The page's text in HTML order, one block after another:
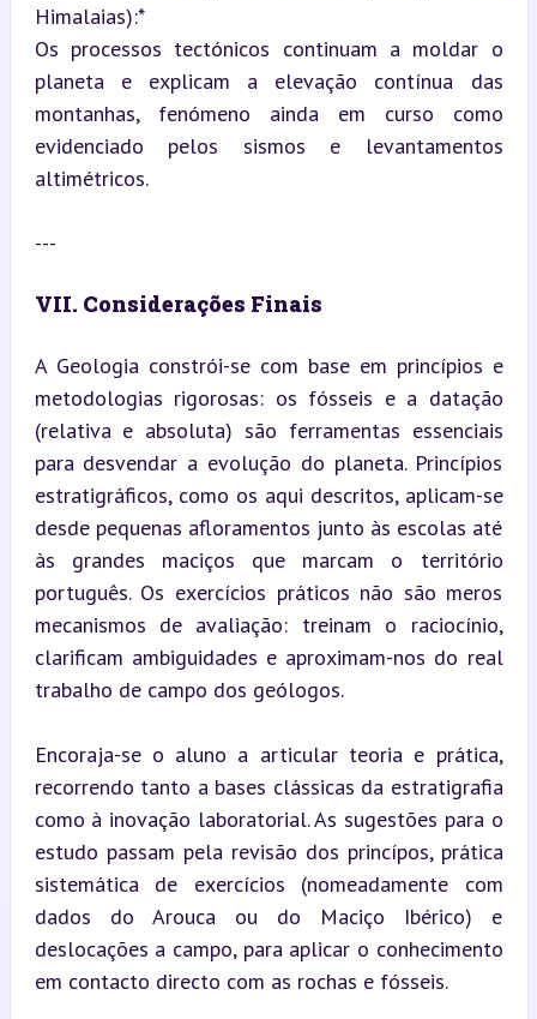
Himalaias):*
Os processos tectónicos continuam a moldar o
planeta e explicam a elevação contínua das
montanhas, fenómeno ainda em curso como
evidenciado pelos sismos e levantamentos
altimétricos.
---
VII. Considerações Finais
A Geologia constrói-se com base em princípios e
metodologias rigorosas: os fósseis e a datação
(relativa e absoluta) são ferramentas essenciais
para desvendar a evolução do planeta. Princípios
estratigráficos, como os aqui descritos, aplicam-se
desde pequenas afloramentos junto às escolas até
às grandes maciços que marcam o território
português. Os exercícios práticos não são meros
mecanismos de avaliação: treinam o raciocínio,
clarificam ambiguidades e aproximam-nos do real
trabalho de campo dos geólogos.
Encoraja-se o aluno a articular teoria e prática,
recorrendo tanto a bases clássicas da estratigrafia
como à inovação laboratorial. As sugestões para o
estudo passam pela revisão dos princípos, prática
sistemática de exercícios (nomeadamente com
dados do Arouca ou do Maciço Ibérico) e
deslocações a campo, para aplicar o conhecimento
em contacto directo com as rochas e fósseis.